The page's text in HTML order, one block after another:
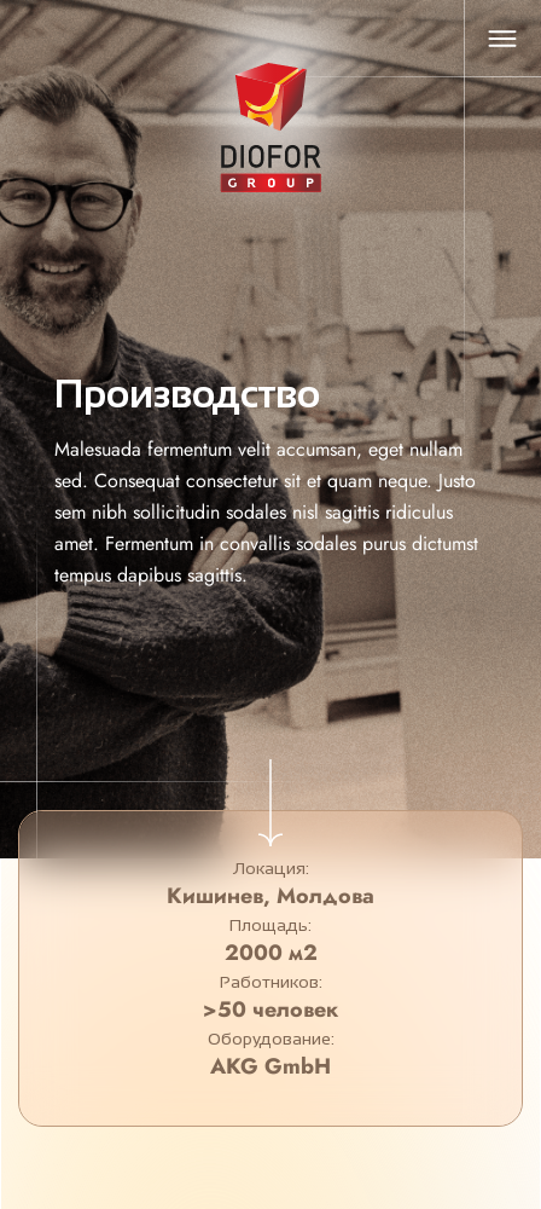
Производство
Malesuada fermentum velit accumsan, eget nullam
sed. Consequat consectetur sit et quam neque. Justo
sem nibh sollicitudin sodales nisl sagittis ridiculus
amet. Fermentum in convallis sodales purus dictumst
tempus dapibus sagittis.
Локация:
Кишинев, Молдова
Площадь:
2000 м2
Работников:
>50 человек
Оборудование:
AKG GmbH